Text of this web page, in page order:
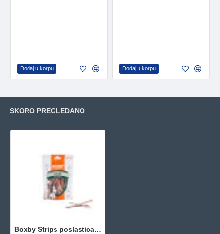
Dodaj u korpu Dodaj u korpu
SKORO PREGLEDANO
Boxby Strips poslastica za pse Puppy&Adult 100g